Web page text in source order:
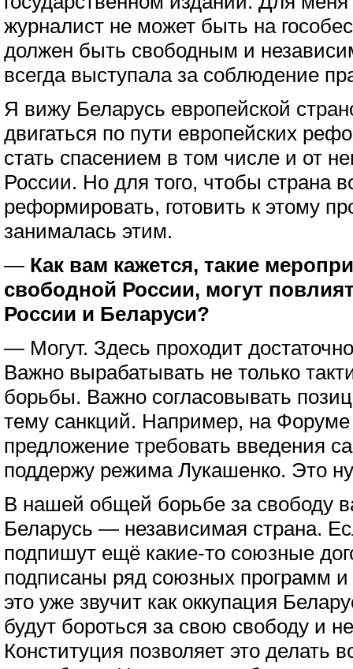
журналист не может быть на
должен быть свободным и
всегда выступала за соблюдение
Я вижу Беларусь европейской
двигаться по пути европейских
стать спасением в том числе и от
России. Но для того, чтобы страна
реформировать, готовить к этому
занималась этим.
— Как вам кажется, такие
свободной России, могут
России и Беларуси?
— Могут. Здесь проходит
Важно вырабатывать не только
борьбы. Важно согласовывать
тему санкций. Например, на Форуме
предложение требовать введения
поддержу режима Лукашенко. Это
В нашей общей борьбе за свободу
Беларусь — независимая страна.
подпишут ещё какие-то союзные
подписаны ряд союзных программ и
это уже звучит как оккупация
будут бороться за свою свободу и
Конституция позволяет это делать